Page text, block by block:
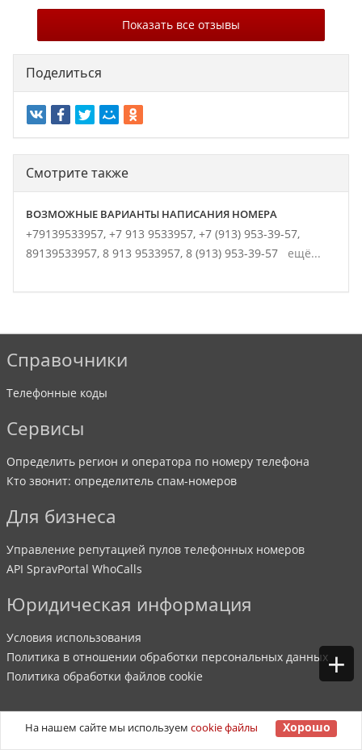
Показать все отзывы
+
Поделиться
Смотрите также
ВОЗМОЖНЫЕ ВАРИАНТЫ НАПИСАНИЯ НОМЕРА
+79139533957, +7 913 9533957, +7 (913) 953-39-57,
89139533957, 8 913 9533957, 8 (913) 953-39-57 ещё...
Справочники
Телефонные коды
Сервисы
Определить регион и оператора по номеру телефона
Кто звонит: определитель спам-номеров
Для бизнеса
Управление репутацией пулов телефонных номеров
API SpravPortal WhoCalls
Юридическая информация
Условия использования
Политика в отношении обработки персональных данных
Политика обработки файлов cookie
©2007-2026 SpravPortal. Все права защищены.
На нашем сайте мы используемcookie файлы Хорошо